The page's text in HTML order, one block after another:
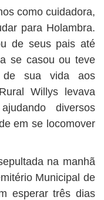
como cuidadora,
para Holambra.
de seus pais até
se casou ou teve
de sua vida aos
Willys levava
diversos
em se locomover
na manhã
Municipal de
esperar três dias